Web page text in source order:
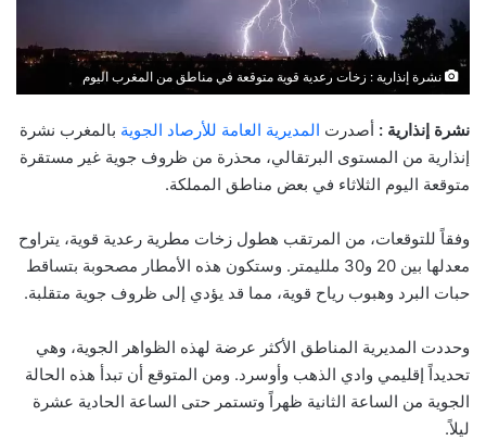
نشرة إنذارية : زخات رعدية قوية متوقعة في مناطق من المغرب اليوم
نشرة إنذارية : أصدرت المديرية العامة للأرصاد الجوية بالمغرب نشرة
إنذارية من المستوى البرتقالي، محذرة من ظروف جوية غير مستقرة
متوقعة اليوم الثلاثاء في بعض مناطق المملكة.
وفقاً للتوقعات، من المرتقب هطول زخات مطرية رعدية قوية، يتراوح
معدلها بين 20 و30 ملليمتر. وستكون هذه الأمطار مصحوبة بتساقط
حبات البرد وهبوب رياح قوية، مما قد يؤدي إلى ظروف جوية متقلبة.
وحددت المديرية المناطق الأكثر عرضة لهذه الظواهر الجوية، وهي
تحديداً إقليمي وادي الذهب وأوسرد. ومن المتوقع أن تبدأ هذه الحالة
الجوية من الساعة الثانية ظهراً وتستمر حتى الساعة الحادية عشرة
ليلاً.